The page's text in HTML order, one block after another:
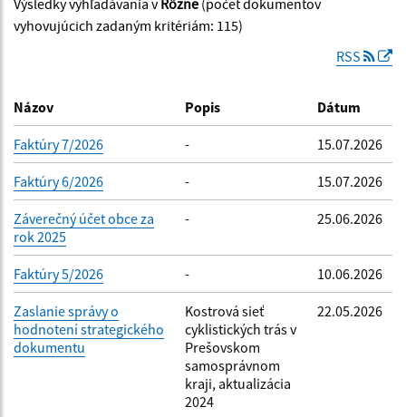
Dátum zverejnenia od:
Filtrovať Reset
vyhovujúcich zadaným kritériám: 115)
RSS
Názov Popis Dátum
Faktúry 7/2026 - 15.07.2026
Faktúry 6/2026 - 15.07.2026
Záverečný účet obce za
rok 2025
- 25.06.2026
Faktúry 5/2026 - 10.06.2026
Zaslanie správy o
hodnotení strategického
dokumentu
Kostrová sieť
cyklistických trás v
Prešovskom
samosprávnom
kraji, aktualizácia
2024
22.05.2026